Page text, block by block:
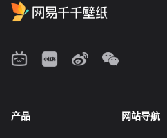
产品 网站导航